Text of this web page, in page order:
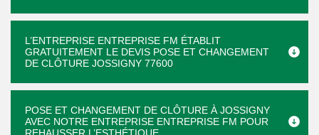
L’ENTREPRISE ENTREPRISE FM ÉTABLIT
GRATUITEMENT LE DEVIS POSE ET CHANGEMENT
DE CLÔTURE JOSSIGNY 77600
POSE ET CHANGEMENT DE CLÔTURE À JOSSIGNY
AVEC NOTRE ENTREPRISE ENTREPRISE FM POUR